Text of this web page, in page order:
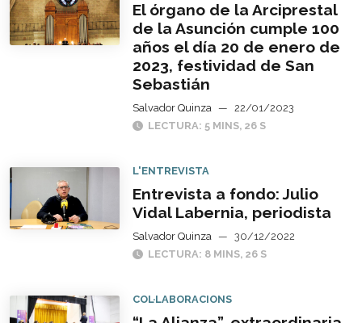
El órgano de la Arciprestal
de la Asunción cumple 100
años el día 20 de enero de
2023, festividad de San
Sebastián
Salvador Quinza — 22/01/2023
LECTURA: 5 MINS, 26 S
L'ENTREVISTA
Entrevista a fondo: Julio
Vidal Labernia, periodista
Salvador Quinza — 30/12/2022
LECTURA: 8 MINS, 26 S
COL·LABORACIONS